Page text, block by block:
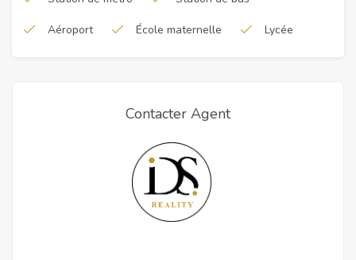
Aéroport École maternelle Lycée
Contacter Agent